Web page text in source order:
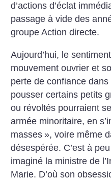
d’actions d’éclat
passage à vide des
groupe Action directe.
Aujourd’hui, le
mouvement ouvrier et
perte de confiance
pousser certains petits
ou révoltés pourraient
armée minoritaire, en
masses », voire même
désespérée. C’est à
imaginé la ministre de
Marie. D’où son